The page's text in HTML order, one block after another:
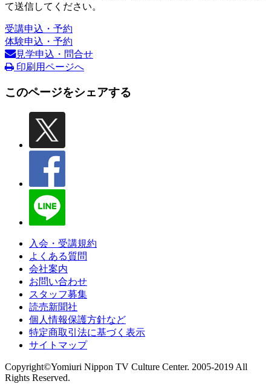
て送信してください。
受講申込・予約
体験申込・予約
見学申込・問合せ
印刷用ページへ
このページをシェアする
入会・受講規約
よくある質問
会社案内
お問い合わせ
スタッフ募集
読売新聞社
個人情報保護方針など
特定商取引法に基づく表示
サイトマップ
Copyright©Yomiuri Nippon TV Culture Center. 2005-2019 All
Rights Reserved.